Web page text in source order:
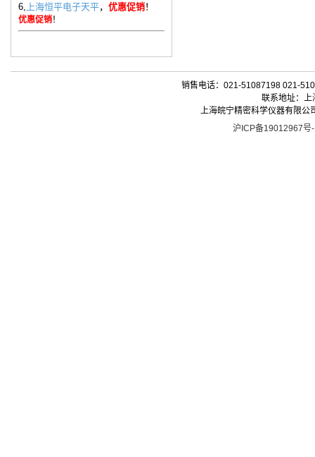
6,
上海恒平电子天平， 优惠促销！
优惠促销！
销售电话：021-51087198 021-
联系地址：
上海皖宁精密科学仪器有限
沪ICP备19012967号